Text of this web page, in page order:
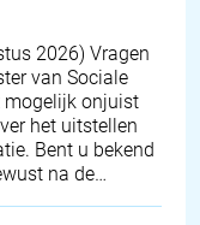
2026) Vragen
van Sociale
mogelijk onjuist
het uitstellen
Bent u bekend
na de…